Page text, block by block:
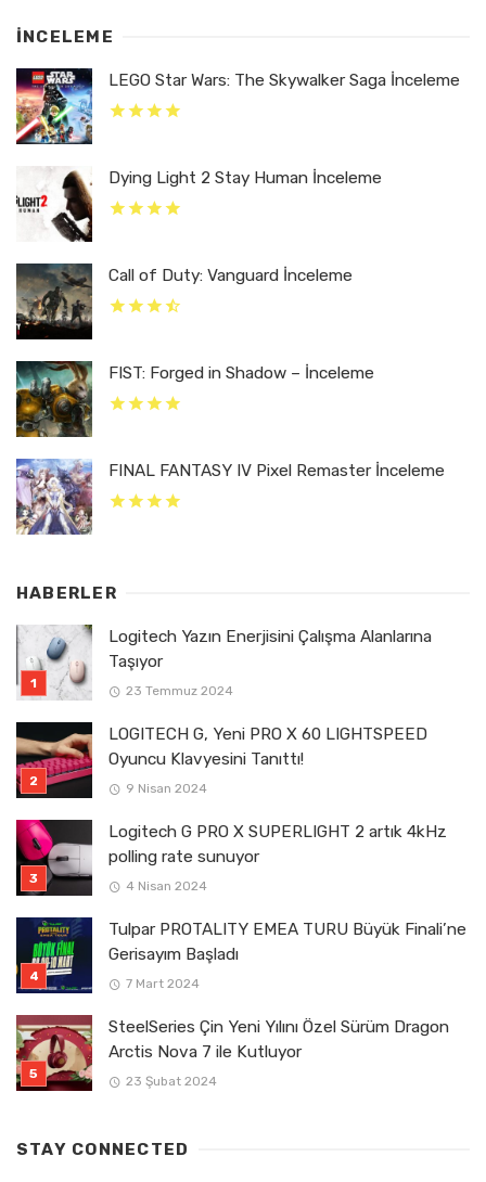
İNCELEME
LEGO Star Wars: The Skywalker Saga İnceleme
Dying Light 2 Stay Human İnceleme
Call of Duty: Vanguard İnceleme
FIST: Forged in Shadow – İnceleme
FINAL FANTASY IV Pixel Remaster İnceleme
HABERLER
Logitech Yazın Enerjisini Çalışma Alanlarına
Taşıyor
23 Temmuz 2024
LOGITECH G, Yeni PRO X 60 LIGHTSPEED
Oyuncu Klavyesini Tanıttı!
9 Nisan 2024
Logitech G PRO X SUPERLIGHT 2 artık 4kHz
polling rate sunuyor
4 Nisan 2024
Tulpar PROTALITY EMEA TURU Büyük Finali’ne
Gerisayım Başladı
7 Mart 2024
SteelSeries Çin Yeni Yılını Özel Sürüm Dragon
Arctis Nova 7 ile Kutluyor
23 Şubat 2024
STAY CONNECTED